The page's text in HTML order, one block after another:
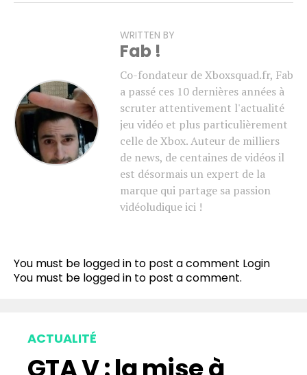
WRITTEN BY
Fab !
Co-fondateur de Xboxsquad.fr, Fab
a passé ces 10 dernières années à
scruter attentivement l'actualité
jeu vidéo et plus particulièrement
celle de Xbox. Auteur de milliers
de news, de centaines de vidéos il
est désormais un expert de la
marque qui partage sa passion
vidéoludique ici !
You must be logged in to post a comment Login
You must be logged in to post a comment.
ACTUALITÉ